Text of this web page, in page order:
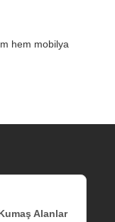
hem mobilya
Alanlar